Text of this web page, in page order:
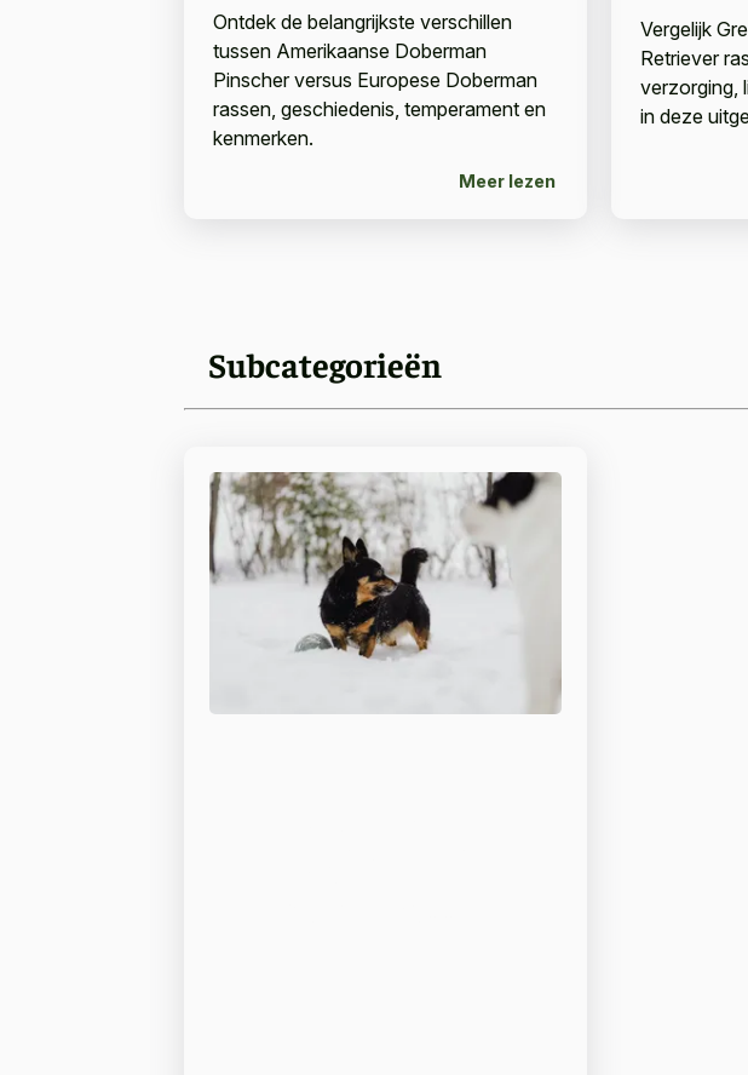
Ontdek de belangrijkste verschillen
tussen Amerikaanse Doberman
Pinscher versus Europese Doberman
rassen, geschiedenis, temperament en
kenmerken.
Meer lezen
Vergelijk
Retriever
verzorging,
in deze
Subcategorieën